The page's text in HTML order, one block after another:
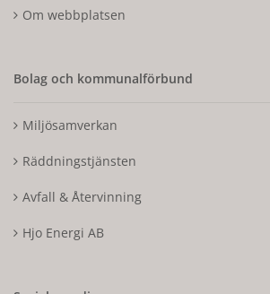
Om webbplatsen
Bolag och kommunalförbund
Miljösamverkan
Räddningstjänsten
Avfall & Återvinning
Hjo Energi AB